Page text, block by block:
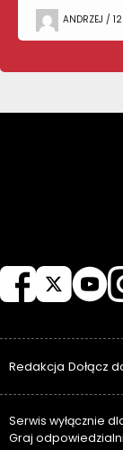
ANDRZEJ /
Redakcja Dołącz
Serwis wyłącznie
Graj